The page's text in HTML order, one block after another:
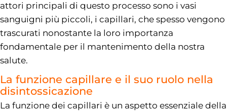
attori principali di questo processo sono i vasi
sanguigni più piccoli, i capillari, che spesso vengono
trascurati nonostante la loro importanza
fondamentale per il mantenimento della nostra
salute.
La funzione capillare e il suo ruolo nella
disintossicazione
La funzione dei capillari è un aspetto essenziale della